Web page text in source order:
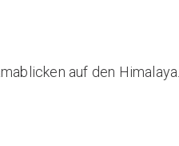
auf den Himalaya.